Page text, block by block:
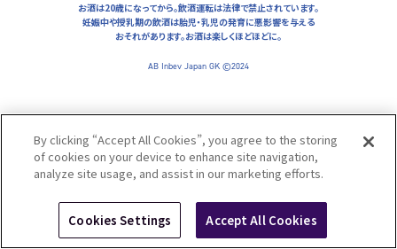
お酒は20歳になってから。飲酒運転は法律で禁止されています。
妊娠中や授乳期の飲酒は胎児・乳児の発育に悪影響を与える
おそれがあります。お酒は楽しくほどほどに。
AB Inbev Japan GK ©2024
By clicking “Accept All Cookies”, you agree to the storing
of cookies on your device to enhance site navigation,
analyze site usage, and assist in our marketing efforts.
Cookies Settings Accept All Cookies